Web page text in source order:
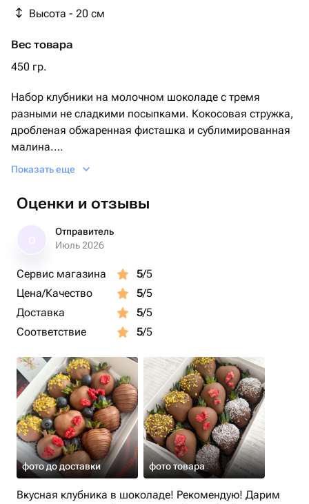
Высота - 20 см
Вес товара
450 гр.
Набор клубники на молочном шоколаде с тремя
разными не сладкими посыпками. Кокосовая стружка,
дробленая обжаренная фисташка и сублимированная
малина.
Дополните открыткой, ее можно подписать теплыми
словами 🫶
Если калибр клубники меньше стандартного, то
Показать еще
Оценки и отзывы
Отправитель
Июль 2026
Сервис магазина 5/5
Цена/Качество
5/5
Доставка
5/5
Соответствие
5/5
фото до доставки фото товара
Вкусная клубника в шоколаде! Рекомендую! Дарим